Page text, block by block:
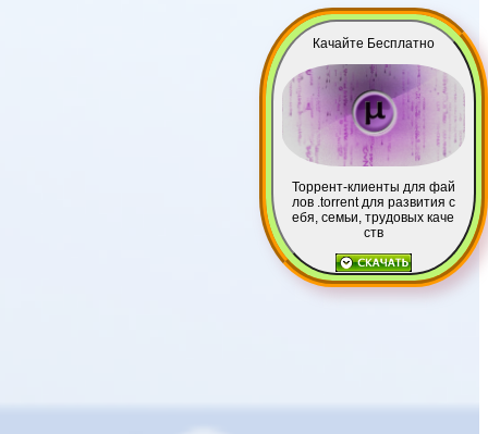
Качайте Бесплатно
Торрент-клиенты для фай
лов .torrent для развития с
ебя, семьи, трудовых каче
ств